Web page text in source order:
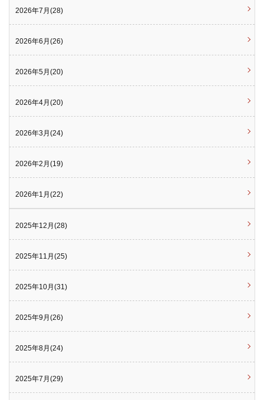
2026年7月(28)
2026年6月(26)
2026年5月(20)
2026年4月(20)
2026年3月(24)
2026年2月(19)
2026年1月(22)
2025年12月(28)
2025年11月(25)
2025年10月(31)
2025年9月(26)
2025年8月(24)
2025年7月(29)